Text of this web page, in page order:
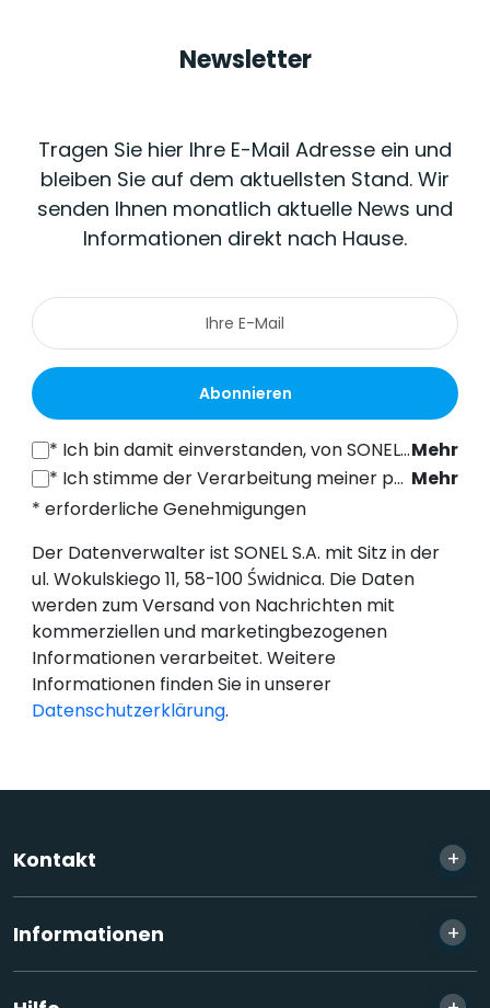
Newsletter
Tragen Sie hier Ihre E-Mail Adresse ein und
bleiben Sie auf dem aktuellsten Stand. Wir
senden Ihnen monatlich aktuelle News und
Informationen direkt nach Hause.
Abonnieren
* Ich bin damit einverstanden, von SONEL S.A. mit Sitz in der ul. Wokulskiego 11, 58-100 Świdnica, kommerzielle Informationen auf elektronischem Wege (an die angegebene E-Mail-Adresse) zu Marketingzwecken gemäß Art. 398 des Gesetzes vom 12. Juli 2024 über das Recht der elektronischen Kommunikation zu erhalten. Mehr
* Ich stimme der Verarbeitung meiner personenbezogenen Daten (E-Mail-Adresse) durch SONEL S.A. mit Sitz in ul. Wokulskiego 11, 58-100 Świdnica, zum Zwecke des Versands eines Newsletters mit kommerziellen und marketingbezogenen Informationen gemäß Art. 6 Abs. 1 Buchstabe a) der Datenschutz-Grundverordnung (DSGVO).
Mehr
* erforderliche Genehmigungen
Der Datenverwalter ist SONEL S.A. mit Sitz in der
ul. Wokulskiego 11, 58-100 Świdnica. Die Daten
werden zum Versand von Nachrichten mit
kommerziellen und marketingbezogenen
Informationen verarbeitet. Weitere
Informationen finden Sie in unserer
Datenschutzerklärung.
Kontakt +
Informationen +